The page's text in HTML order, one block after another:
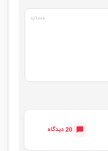
۰/۱۰۰۰
20 دیدگاه